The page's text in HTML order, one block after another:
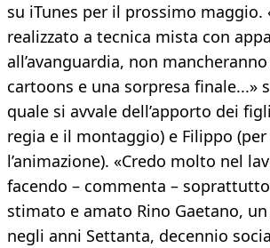
su iTunes per il prossimo maggio.
realizzato a tecnica mista con
all’avanguardia, non
cartoons e una sorpresa finale...»
quale si avvale dell’apporto dei
regia e il montaggio) e Filippo
l’animazione). «Credo molto nel
facendo – commenta –
stimato e amato Rino Gaetano,
negli anni Settanta, decennio